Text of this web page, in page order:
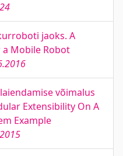
jaoks. A
Mobile Robot
võimalus
Extensibility On A
Example